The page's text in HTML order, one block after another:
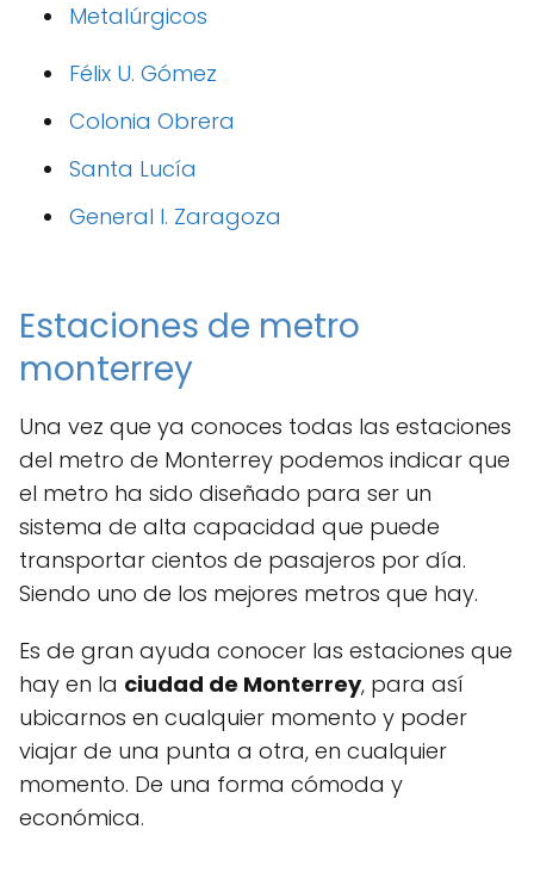
Metalúrgicos
Félix U. Gómez
Colonia Obrera
Santa Lucía
General I. Zaragoza
Estaciones de metro
monterrey
Una vez que ya conoces todas las estaciones
del metro de Monterrey podemos indicar que
el metro ha sido diseñado para ser un
sistema de alta capacidad que puede
transportar cientos de pasajeros por día.
Siendo uno de los mejores metros que hay.
Es de gran ayuda conocer las estaciones que
hay en la ciudad de Monterrey, para así
ubicarnos en cualquier momento y poder
viajar de una punta a otra, en cualquier
momento. De una forma cómoda y
económica.